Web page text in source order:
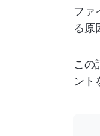
ファ
る原
この
ント